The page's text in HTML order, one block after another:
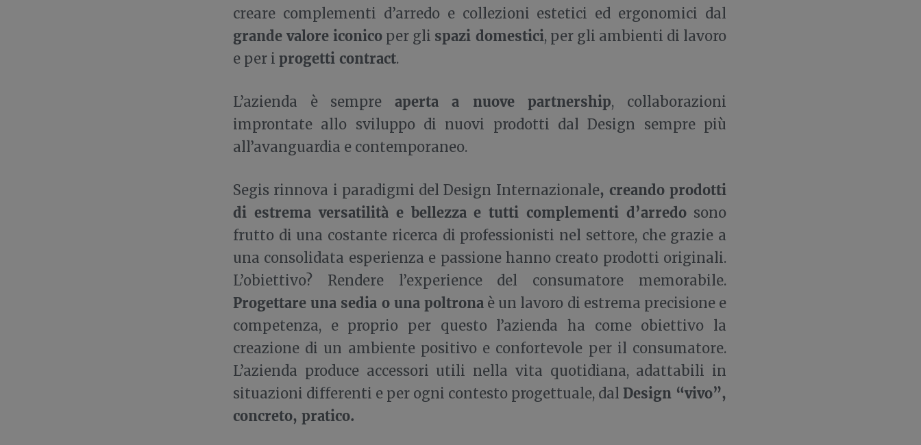
creare complementi d’arredo e collezioni estetici ed ergonomici dal
grande valore iconico per gli spazi domestici, per gli ambienti di lavoro
e per i progetti contract.
L’azienda è sempre aperta a nuove partnership, collaborazioni
improntate allo sviluppo di nuovi prodotti dal Design sempre più
all’avanguardia e contemporaneo.
Segis rinnova i paradigmi del Design Internazionale, creando prodotti
di estrema versatilità e bellezza e tutti complementi d’arredo sono
frutto di una costante ricerca di professionisti nel settore, che grazie a
una consolidata esperienza e passione hanno creato prodotti originali.
L’obiettivo? Rendere l’experience del consumatore memorabile.
Progettare una sedia o una poltrona è un lavoro di estrema precisione e
competenza, e proprio per questo l’azienda ha come obiettivo la
creazione di un ambiente positivo e confortevole per il consumatore.
L’azienda produce accessori utili nella vita quotidiana, adattabili in
situazioni differenti e per ogni contesto progettuale, dal Design “vivo”,
concreto, pratico.